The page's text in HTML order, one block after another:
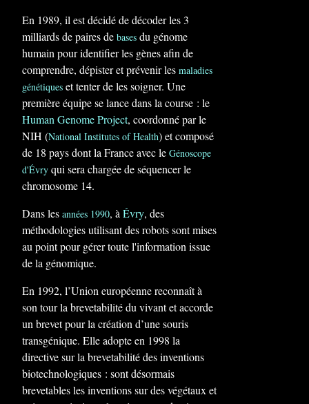
En 1989, il est décidé de décoder les 3
milliards de paires de bases du génome
humain pour identifier les gènes afin de
comprendre, dépister et prévenir les maladies
génétiques et tenter de les soigner. Une
première équipe se lance dans la course : le
Human Genome Project, coordonné par le
NIH (National Institutes of Health) et composé
de 18 pays dont la France avec le Génoscope
d'Évry qui sera chargée de séquencer le
chromosome 14.
Dans les années 1990, à Évry, des
méthodologies utilisant des robots sont mises
au point pour gérer toute l'information issue
de la génomique.
En 1992, l’Union européenne reconnaît à
son tour la brevetabilité du vivant et accorde
un brevet pour la création d’une souris
transgénique. Elle adopte en 1998 la
directive sur la brevetabilité des inventions
biotechnologiques : sont désormais
brevetables les inventions sur des végétaux et